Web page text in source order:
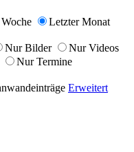
Letzter Monat
Nur Bilder
Nur Videos
Nur Termine
Erweitert